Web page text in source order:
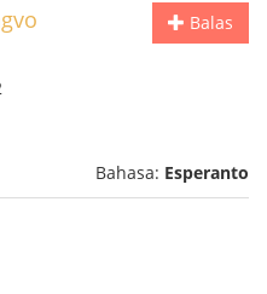
Balas
Bahasa: Esperanto